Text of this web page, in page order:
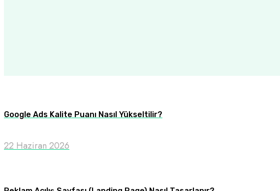
Google Ads Kalite Puanı Nasıl Yükseltilir?
22 Haziran 2026